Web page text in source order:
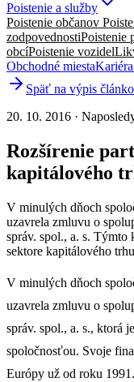
Poistenie a služby
Poistenie občanov
zodpovednostiPoistenie
obcíPoistenie vozidel
Obchodné miestaKariéra
Späť na výpis
20. 10. 2016 ·
Rozšírenie
kapitálového
V minulých dňoch
uzavrela zmluvu o
správ. spol., a. s.
sektore kapitálového
V minulých dňoch
uzavrela zmluvu o
správ. spol., a. s., ktorá
spoločnosťou. Svoje
Európy už od roku